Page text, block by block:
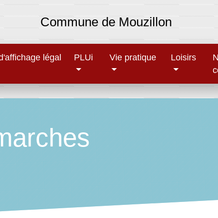
Commune de Mouzillon
légal PLUi Vie pratique Loisirs